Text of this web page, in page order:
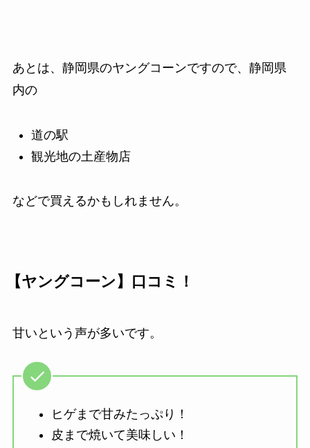
あとは、静岡県のヤングコーンですので、静岡県
内の
道の駅
観光地の土産物店
などで買えるかもしれません。
【ヤングコーン】口コミ！
甘いという声が多いです。
ヒゲまで甘みたっぷり！
皮まで焼いて美味しい！